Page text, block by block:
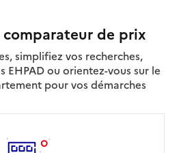
de prix
simplifiez vos recherches,
EHPAD ou orientez-vous sur le
pour vos démarches